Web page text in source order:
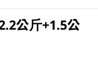
公斤+1.5公